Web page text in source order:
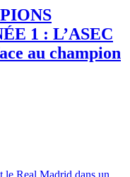
1 : L’ASEC
au champion
Real Madrid dans un